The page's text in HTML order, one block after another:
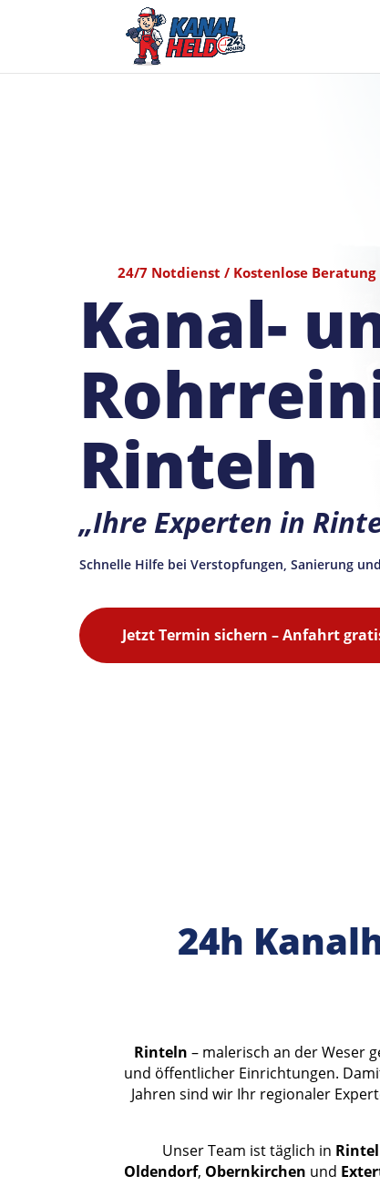
24/7 Notdienst / Kostenlose Beratung
Kanal-
Rinteln
„Ihre Experten in
Schnelle Hilfe bei Verstopfungen, Sanierung
Jetzt Termin sichern – Anfahrt
24h
Rinteln – malerisch an der Weser
und öffentlicher Einrichtungen.
Jahren sind wir Ihr regionaler
Unser Team ist täglich in
Oldendorf, Obernkirchen und